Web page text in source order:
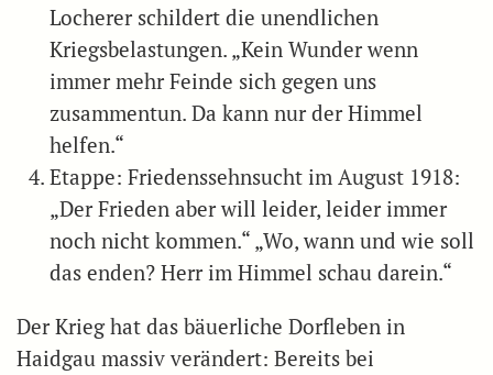
Locherer schildert die unendlichen
Kriegsbelastungen. „Kein Wunder wenn
immer mehr Feinde sich gegen uns
zusammentun. Da kann nur der Himmel
helfen.“
Etappe: Friedenssehnsucht im August 1918:
„Der Frieden aber will leider, leider immer
noch nicht kommen.“ „Wo, wann und wie soll
das enden? Herr im Himmel schau darein.“
Der Krieg hat das bäuerliche Dorfleben in
Haidgau massiv verändert: Bereits bei